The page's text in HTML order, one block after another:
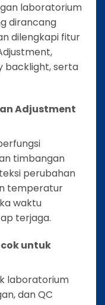
laboratorium
dirancang
dilengkapi fitur
backlight, serta
Adjustment
timbangan
perubahan
temperatur
waktu
terjaga.
untuk
laboratorium
dan QC